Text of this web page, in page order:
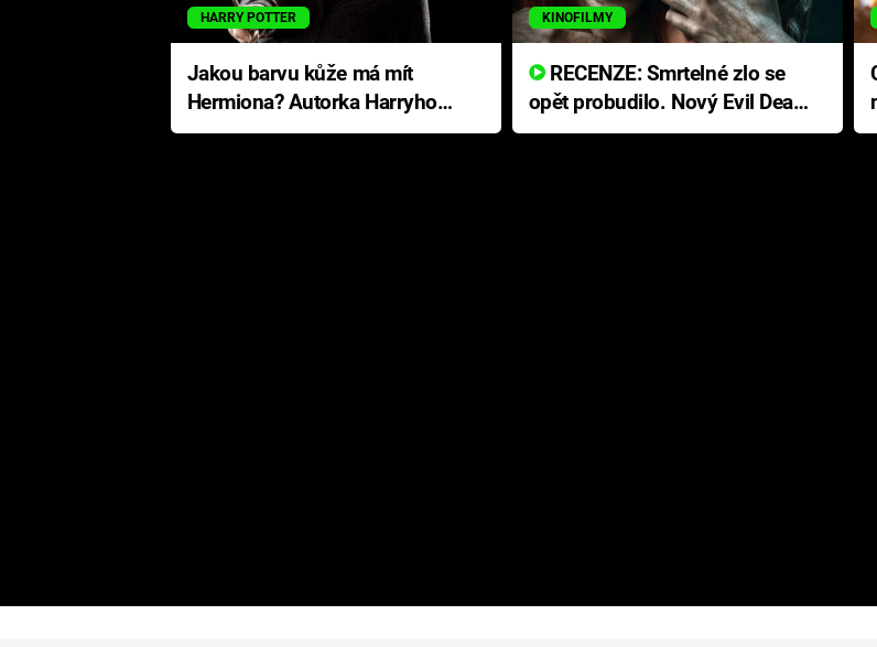
HARRY POTTER
Jakou barvu kůže má mít
Hermiona? Autorka Harryho
Pottera přišla s ráznou
KINOFILMY
RECENZE: Smrtelné zlo se
opět probudilo. Nový Evil Dead
přichází s neodolatelnou